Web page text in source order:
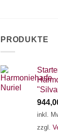
PRODUKTE
inkl.
zzgl.